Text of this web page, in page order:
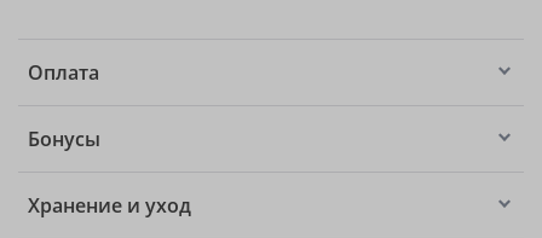
Оплата
Бонусы
Хранение и уход